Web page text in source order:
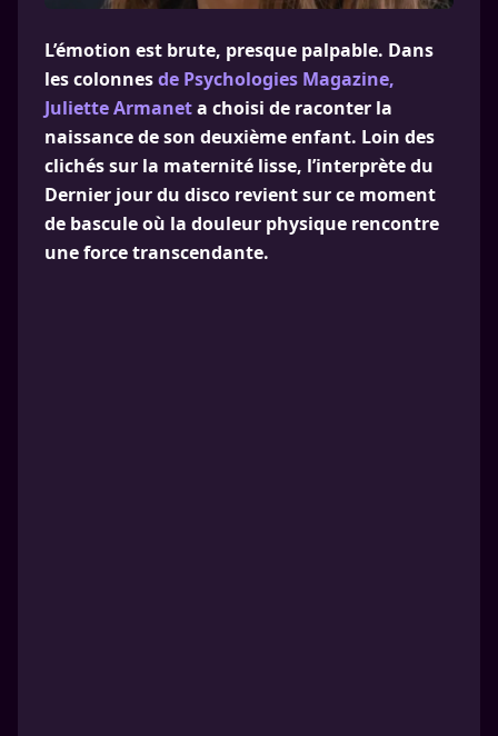
L’émotion est brute, presque palpable. Dans
les colonnesde Psychologies Magazine,
Juliette Armaneta choisi de raconter la
naissance de son deuxième enfant. Loin des
clichés sur la maternité lisse, l’interprète du
Dernier jour du disco revient sur ce moment
de bascule où la douleur physique rencontre
une force transcendante.